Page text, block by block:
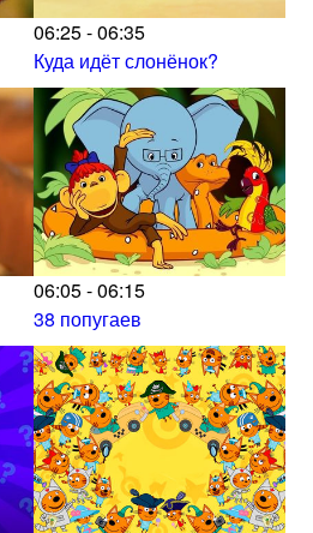
06:25 - 06:35
Куда идёт слонёнок?
06:05 - 06:15
38 попугаев